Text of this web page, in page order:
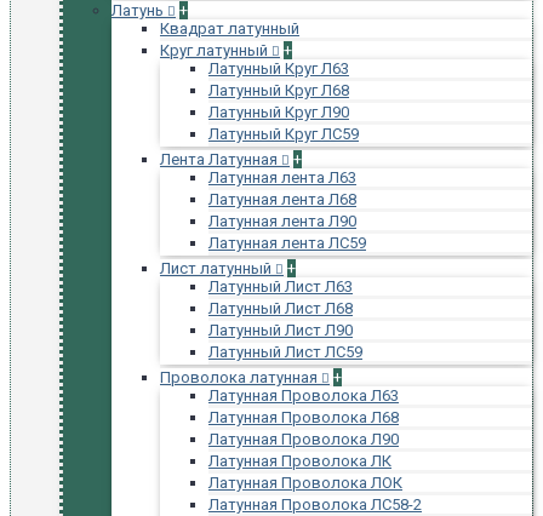
Латунь
+
Квадрат латунный
Круг латунный
+
Латунный Круг Л63
Латунный Круг Л68
Латунный Круг Л90
Латунный Круг ЛС59
Лента Латунная
+
Латунная лента Л63
Латунная лента Л68
Латунная лента Л90
Латунная лента ЛС59
Лист латунный
+
Латунный Лист Л63
Латунный Лист Л68
Латунный Лист Л90
Латунный Лист ЛС59
Проволока латунная
+
Латунная Проволока Л63
Латунная Проволока Л68
Латунная Проволока Л90
Латунная Проволока ЛК
Латунная Проволока ЛОК
Латунная Проволока ЛС58-2